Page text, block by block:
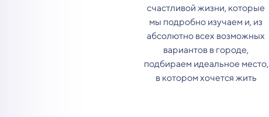
счастливой жизни, которые
мы подробно изучаем и, из
абсолютно всех возможных
вариантов в городе,
подбираем идеальное место,
в котором хочется жить